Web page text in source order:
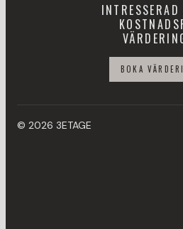
INTRESSERAD
BOKA
© 2026 3ETAGE